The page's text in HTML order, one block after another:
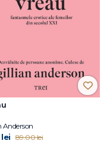
Anderson
89.00 lei